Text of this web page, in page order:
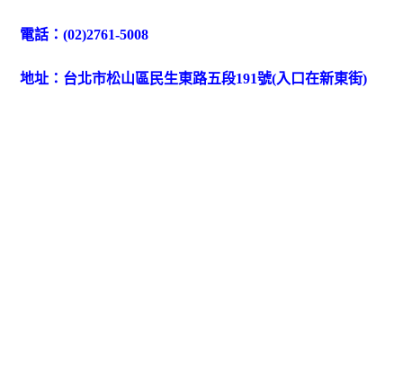
電話：(02)2761-5008
地址：台北市松山區民生東路五段191號(入口在新東街)